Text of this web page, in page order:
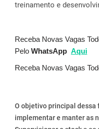
treinamento e
Receba Novas Vagas
Pelo WhatsApp Aqui
Receba Novas Vagas
O objetivo principal dessa
implementar e manter as